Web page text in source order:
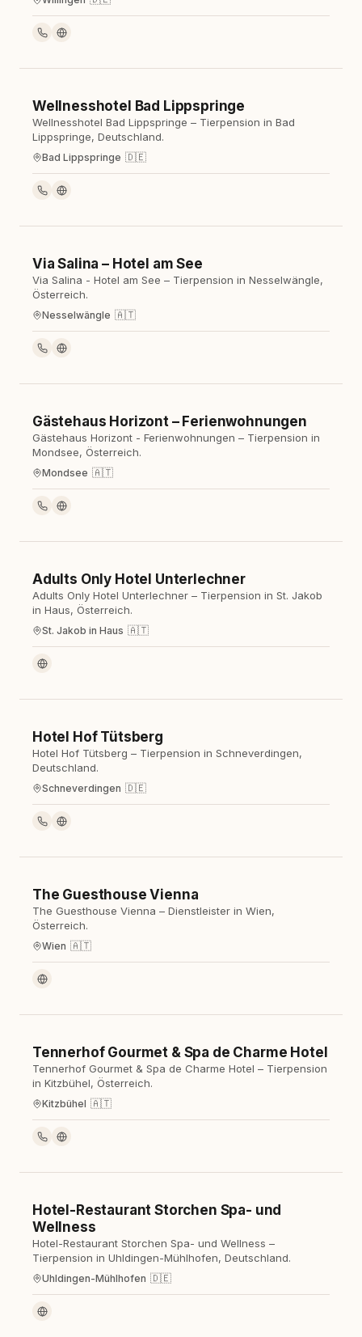
Wellnesshotel Bad Lippspringe
Wellnesshotel Bad Lippspringe – Tierpension in Bad
Lippspringe, Deutschland.
Bad Lippspringe 🇩🇪
Via Salina – Hotel am See
Via Salina - Hotel am See – Tierpension in Nesselwängle,
Österreich.
Nesselwängle 🇦🇹
Hotel
Gästehaus Horizont – Ferienwohnungen
Gästehaus Horizont - Ferienwohnungen – Tierpension in
Mondsee, Österreich.
Mondsee 🇦🇹
Adults Only Hotel Unterlechner
Adults Only Hotel Unterlechner – Tierpension in St. Jakob
in Haus, Österreich.
St. Jakob in Haus 🇦🇹
Hotel Hof Tütsberg
Hotel Hof Tütsberg – Tierpension in Schneverdingen,
Deutschland.
Schneverdingen 🇩🇪
The Guesthouse Vienna
The Guesthouse Vienna – Dienstleister in Wien,
Österreich.
Wien 🇦🇹
Hotel
Tennerhof Gourmet & Spa de Charme Hotel
Tennerhof Gourmet & Spa de Charme Hotel – Tierpension
in Kitzbühel, Österreich.
Kitzbühel 🇦🇹
Hotel-Restaurant Storchen Spa- und
Wellness
Hotel-Restaurant Storchen Spa- und Wellness –
Tierpension in Uhldingen-Mühlhofen, Deutschland.
Uhldingen-Mühlhofen 🇩🇪